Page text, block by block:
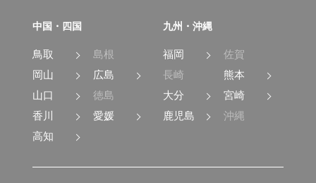
中国・四国
鳥取
島根
岡山
広島
山口
徳島
香川
愛媛
高知
九州・沖縄
福岡
佐賀
長崎
熊本
大分
宮崎
鹿児島
沖縄